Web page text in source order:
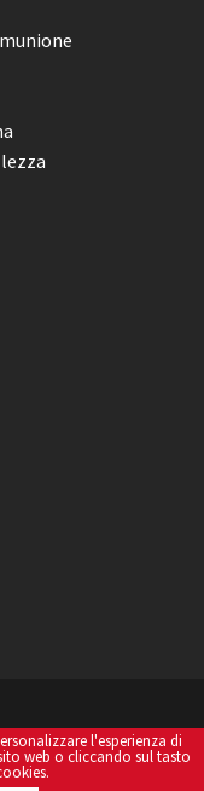
l'esperienza di
web o cliccando sul tasto